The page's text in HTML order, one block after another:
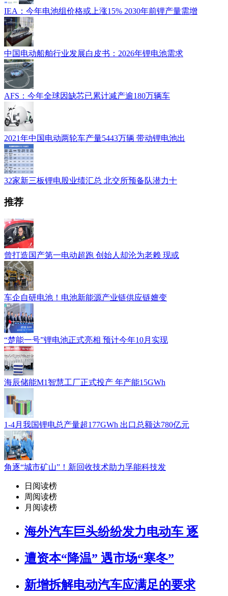
IEA：今年电池组价格或上涨15% 2030年前锂产量需增
中国电动船舶行业发展白皮书：2026年锂电池需求
AFS：今年全球因缺芯已累计减产逾180万辆车
2021年中国电动两轮车产量5443万辆 带动锂电池出
32家新三板锂电股业绩汇总 北交所预备队潜力十
推荐
曾打造国产第一电动超跑 创始人却沦为老赖 现或
车企自研电池！电池新能源产业链供应链嬗变
“楚能一号”锂电池正式亮相 预计今年10月实现
海辰储能M1智慧工厂正式投产 年产能15GWh
1-4月我国锂电总产量超177GWh 出口总额达780亿元
角逐“城市矿山”！新回收技术助力孚能科技发
日阅读榜
周阅读榜
月阅读榜
海外汽车巨头纷纷发力电动车 逐
遭资本“降温” 遇市场“寒冬”
新增拆解电动汽车应满足的要求